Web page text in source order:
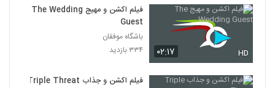
۰۲:۱۷ HD
فیلم اکشن و مهیج The Wedding
Guest
باشگاه موفقان
۳۳۴ بازدید
فیلم اکشن و جذاب Triple Threat